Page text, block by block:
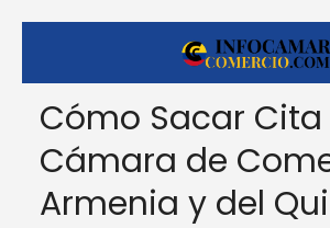
Cómo Sacar Cita
Cámara de
Armenia y del